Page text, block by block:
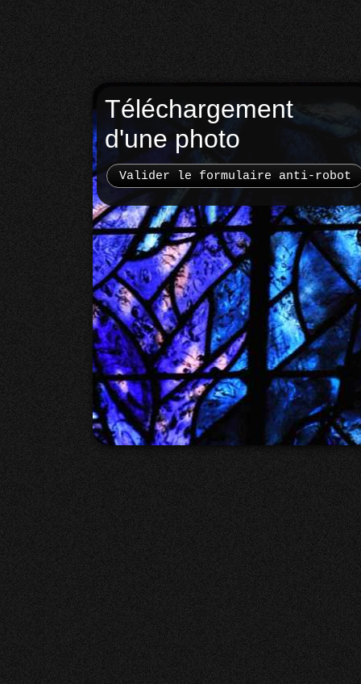
Téléchargement
d'une photo